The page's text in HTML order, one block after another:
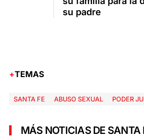
su padre
TEMAS
SANTA FE ABUSO SEXUAL PODER
MÁS NOTICIAS DE SANTA